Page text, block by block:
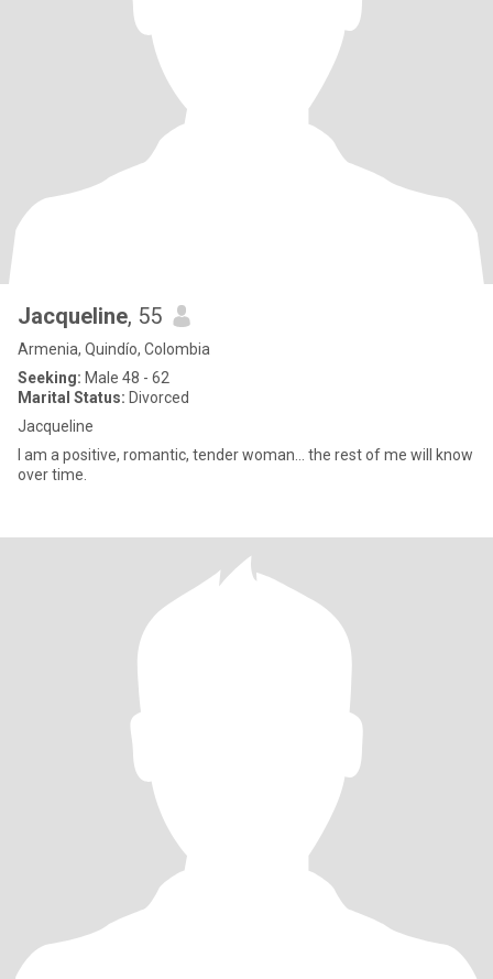
Jacqueline, 55
Armenia, Quindío, Colombia
Seeking: Male 48 - 62
Marital Status: Divorced
Jacqueline
I am a positive, romantic, tender woman... the rest of me will know
over time.